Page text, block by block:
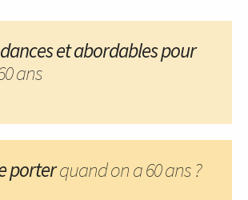
et abordables pour
ans
porterquand on a 60 ans ?